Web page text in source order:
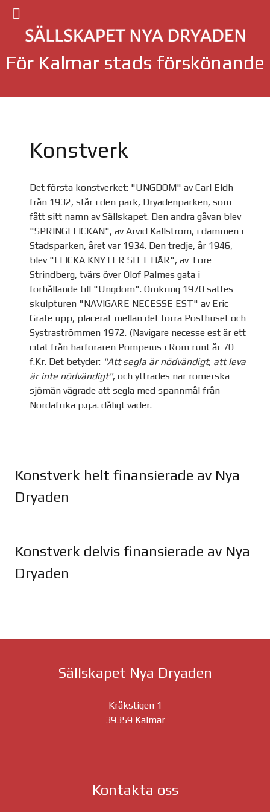
För Kalmar stads förskönande
Konstverk
Det första konstverket: "UNGDOM" av Carl Eldh
från 1932, står i den park, Dryadenparken, som
fått sitt namn av Sällskapet. Den andra gåvan blev
"SPRINGFLICKAN", av Arvid Källström, i dammen i
Stadsparken, året var 1934. Den tredje, år 1946,
blev "FLICKA KNYTER SITT HÅR", av Tore
Strindberg, tvärs över Olof Palmes gata i
förhållande till "Ungdom". Omkring 1970 sattes
skulpturen "NAVIGARE NECESSE EST" av Eric
Grate upp, placerat mellan det förra Posthuset och
Systraströmmen 1972. (Navigare necesse est är ett
citat från härföraren Pompeius i Rom runt år 70
f.Kr. Det betyder: "Att segla är nödvändigt, att leva
är inte nödvändigt", och yttrades när romerska
sjömän vägrade att segla med spannmål från
Nordafrika p.g.a. dåligt väder.
Konstverk helt finansierade av Nya
Dryaden
Konstverk delvis finansierade av Nya
Dryaden
Sällskapet Nya Dryaden
Kråkstigen 1
39359 Kalmar
Kontakta oss